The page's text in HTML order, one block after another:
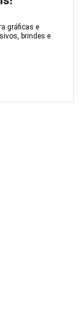
gráficas e
brindes e